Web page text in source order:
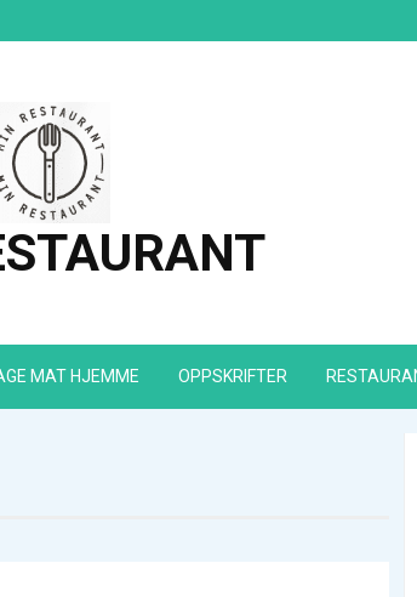
MAT HJEMME OPPSKRIFTER